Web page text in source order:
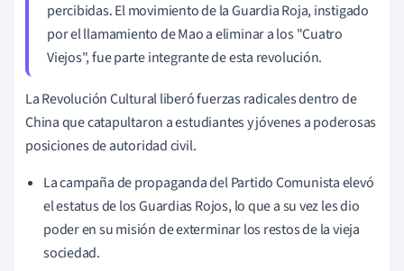
percibidas. El movimiento de la Guardia Roja, instigado
por el llamamiento de Mao a eliminar a los "Cuatro
Viejos", fue parte integrante de esta revolución.
La Revolución Cultural liberó fuerzas radicales dentro de
China que catapultaron a estudiantes y jóvenes a poderosas
posiciones de autoridad civil.
La campaña de propaganda del Partido Comunista elevó
el estatus de los Guardias Rojos, lo que a su vez les dio
poder en su misión de exterminar los restos de la vieja
sociedad.